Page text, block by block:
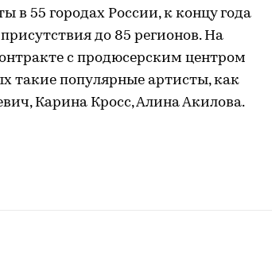
в 55 городах России, к концу года
до 85 регионов. На
с продюсерским центром
такие популярные артисты, как
Карина Кросс, Алина Акилова.